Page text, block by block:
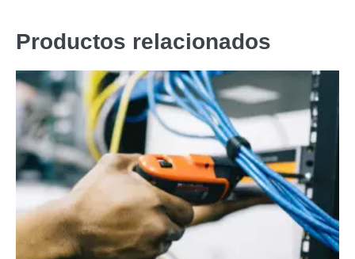
Productos relacionados